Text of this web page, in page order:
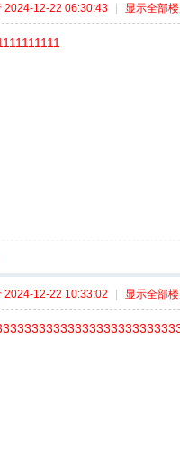
2024-12-22 06:30:43 显示全部
2024-12-22 10:33:02 显示全部